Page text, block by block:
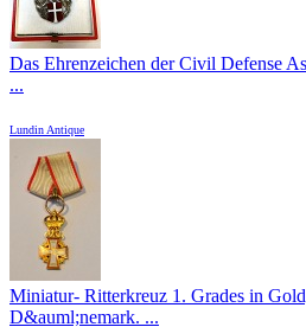
Das Ehrenzeichen der Civil Defense
...
Lundin Antique
Miniatur- Ritterkreuz 1. Grades in
D&auml;nemark. ...